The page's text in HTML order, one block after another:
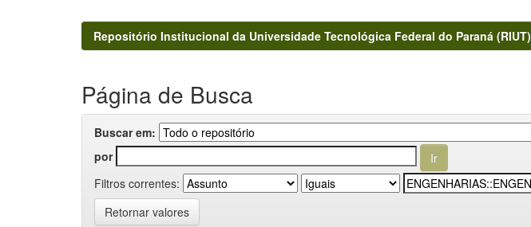
Repositório Institucional da Universidade Tecnológica Federal do Paraná (RIUT)
Página de Busca
Buscar em:
por
Filtros correntes:
Retornar valores